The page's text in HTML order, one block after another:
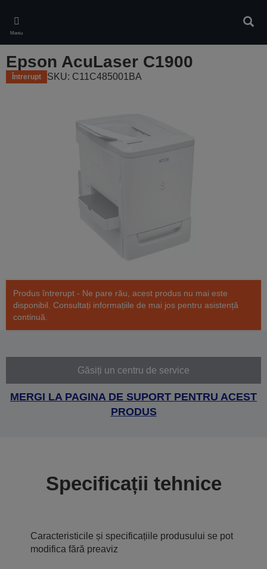
main
content
Meniu
Epson AcuLaser C1900
Întrerupt SKU: C11C485001BA
Produs întrerupt - Ne pare rău, acest produs nu mai este
disponibil. Consultați informațiile de mai jos pentru asistență
continuă.
Găsiți un centru de service
MERGI LA PAGINA DE SUPORT PENTRU ACEST
PRODUS
Specificații tehnice
Caracteristicile și specificațiile produsului se pot
modifica fără preaviz